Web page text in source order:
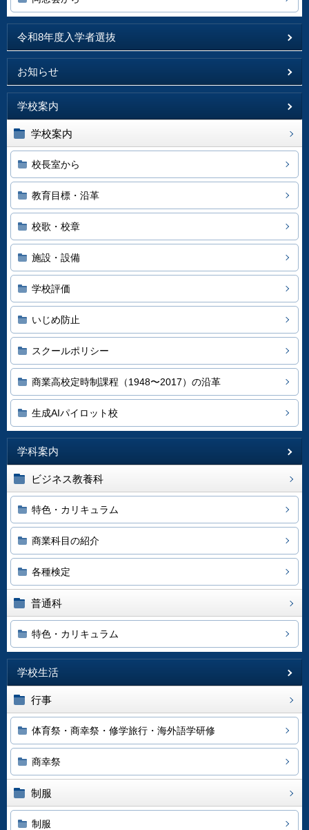
令和8年度入学者選抜
お知らせ
学校案内
学校案内
校長室から
教育目標・沿革
校歌・校章
施設・設備
学校評価
いじめ防止
スクールポリシー
商業高校定時制課程（1948〜2017）の沿革
生成AIパイロット校
学科案内
ビジネス教養科
特色・カリキュラム
商業科目の紹介
各種検定
普通科
特色・カリキュラム
学校生活
行事
体育祭・商幸祭・修学旅行・海外語学研修
商幸祭
制服
制服